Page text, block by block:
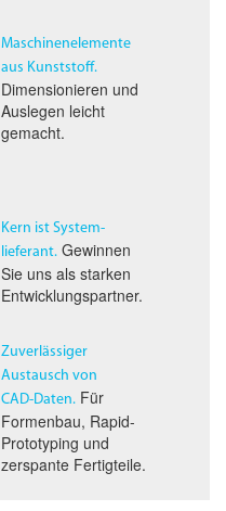
Maschinenelemente
aus Kunststoff.
Dimensionieren und
Auslegen leicht
gemacht.
Kern ist System­
lieferant.Gewinnen
Sie uns als starken
Entwicklungspartner.
Zuverlässiger
Austausch von
CAD-Daten.Für
Formenbau, Rapid-
Prototyping und
zerspante Fertigteile.